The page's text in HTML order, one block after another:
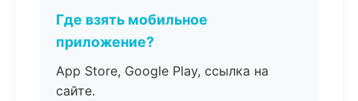
Где взять мобильное
приложение?
App Store, Google Play, ссылка на
сайте.